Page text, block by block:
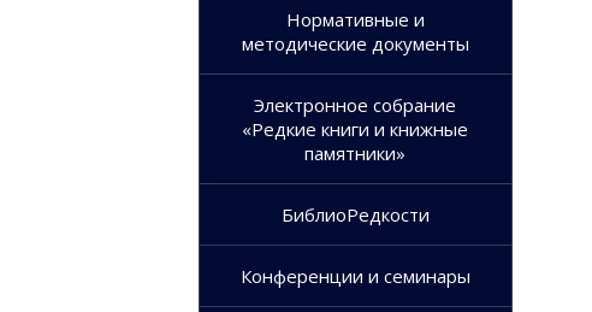
Нормативные и
методические документы
Электронное собрание
«Редкие книги и книжные
памятники»
БиблиоРедкости
Конференции и семинары